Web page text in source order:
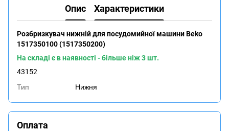
Опис Характеристики
Розбризкувач нижній для посудомийної машини Beko
1517350100 (1517350200)
На складі є в наявності - більше ніж 3 шт.
43152
Тип
Нижня
Оплата